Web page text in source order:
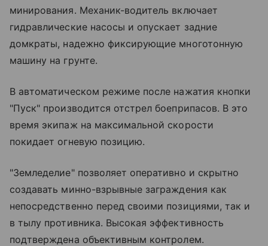
минирования. Механик-водитель включает
гидравлические насосы и опускает задние
домкраты, надежно фиксирующие многотонную
машину на грунте.
В автоматическом режиме после нажатия кнопки
"Пуск" производится отстрел боеприпасов. В это
время экипаж на максимальной скорости
покидает огневую позицию.
"Земледелие" позволяет оперативно и скрытно
создавать минно-взрывные заграждения как
непосредственно перед своими позициями, так и
в тылу противника. Высокая эффективность
подтверждена объективным контролем.